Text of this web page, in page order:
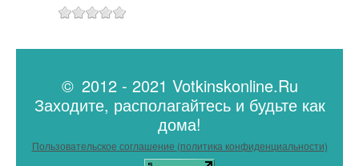
© 2012 - 2021 Votkinskonline.Ru
Заходите, располагайтесь и будьте как
дома!
Пользовательское соглашение (политика конфиденциальности)